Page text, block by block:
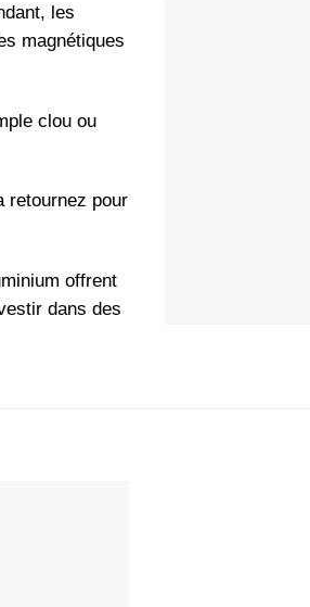
les
magnétiques
clou ou
retournez pour
offrent
dans des